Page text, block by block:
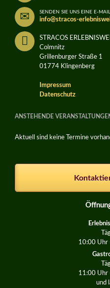
SENDEN SIE UNS EINE E-MAIL
info@stracos-
STRACOS
Colmnitz
Grillenburger Straße 1
01774 Klingenberg
Impressum
Datenschutz
ANSTEHENDE
Aktuell sind keine Termine
10:00 Uhr
11:00 Uhr
und